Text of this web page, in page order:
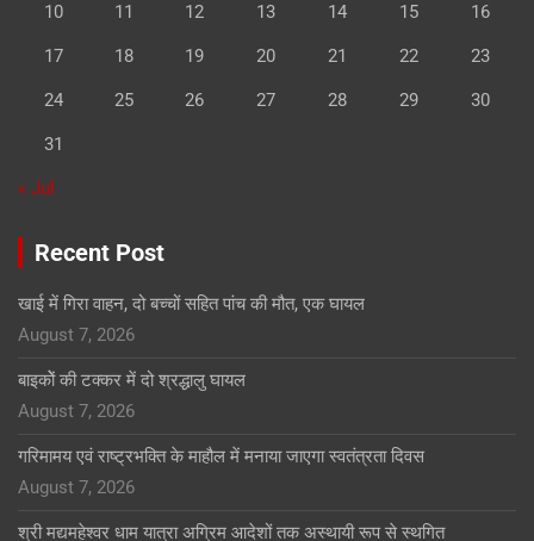
10 11 12 13 14 15 16
17 18 19 20 21 22 23
24 25 26 27 28 29 30
31
« Jul
Recent Post
खाई में गिरा वाहन, दो बच्चों सहित पांच की मौत, एक घायल
August 7, 2026
बाइकोें की टक्कर में दो श्रद्धालु घायल
August 7, 2026
गरिमामय एवं राष्ट्रभक्ति के माहौल में मनाया जाएगा स्वतंत्रता दिवस
August 7, 2026
श्री मद्यमहेश्वर धाम यात्रा अग्रिम आदेशों तक अस्थायी रूप से स्थगित